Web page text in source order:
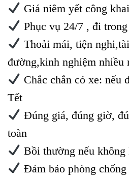
Giá niêm yết công
Phục vụ 24/7 , đi
Thoải mái, tiện
đường,kinh nghiệm nhiều
Chắc chắn có xe: nếu
Tết
Đúng giá, đúng giờ,
toàn
Bồi thường nếu không
Đảm bảo phòng